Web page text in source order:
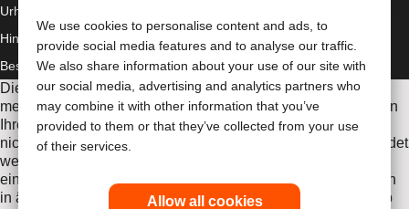
We use cookies to personalise content and ads, to
provide social media features and to analyse our traffic.
We also share information about your use of our site with
our social media, advertising and analytics partners who
may combine it with other information that you’ve
provided to them or that they’ve collected from your use
of their services.
Allow all cookies
Urheberrechts-
Hinweis/Nutzungsbedingungen
Impressum
Datenschutz-
Bestimmungen Umgang mit Cookies
Die Informationen auf dieser Website sind nicht als
medizinische Beratung gedacht und sollen die Empfehlungen
Ihres eigenen Arztes oder anderer medizinischer Fachkräfte
nicht ersetzen. Diese Website sollte auch nicht dazu verwendet
werden, in einem medizinischen Notfall Hilfe zu suchen. In
einem medizinischen Notfall sollten Sie sich sofort persönlich
in ärztliche Behandlung begeben. Da sich Bestimmungen ab